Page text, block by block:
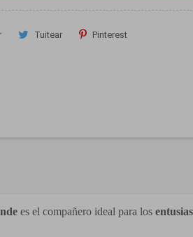
Tuitear Pinterest
es el compañero ideal para los